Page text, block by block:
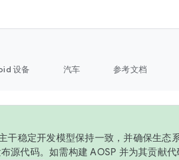
设备 汽车 参考文档
干稳定开发模型保持一致，并确保生态
源代码。如需构建 AOSP 并为其贡献